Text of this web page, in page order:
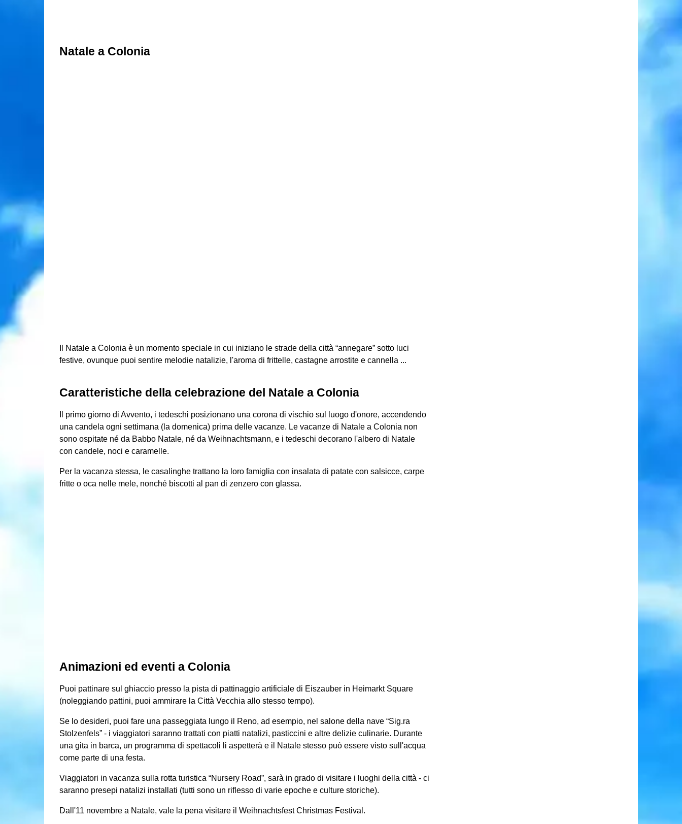
Natale a Colonia
Il Natale a Colonia è un momento speciale in cui iniziano le strade della città “annegare” sotto luci
festive, ovunque puoi sentire melodie natalizie, l'aroma di frittelle, castagne arrostite e cannella ...
Caratteristiche della celebrazione del Natale a Colonia
Il primo giorno di Avvento, i tedeschi posizionano una corona di vischio sul luogo d'onore, accendendo
una candela ogni settimana (la domenica) prima delle vacanze. Le vacanze di Natale a Colonia non
sono ospitate né da Babbo Natale, né da Weihnachtsmann, e i tedeschi decorano l'albero di Natale
con candele, noci e caramelle.
Per la vacanza stessa, le casalinghe trattano la loro famiglia con insalata di patate con salsicce, carpe
fritte o oca nelle mele, nonché biscotti al pan di zenzero con glassa.
Animazioni ed eventi a Colonia
Puoi pattinare sul ghiaccio presso la pista di pattinaggio artificiale di Eiszauber in Heimarkt Square
(noleggiando pattini, puoi ammirare la Città Vecchia allo stesso tempo).
Se lo desideri, puoi fare una passeggiata lungo il Reno, ad esempio, nel salone della nave “Sig.ra
Stolzenfels” - i viaggiatori saranno trattati con piatti natalizi, pasticcini e altre delizie culinarie. Durante
una gita in barca, un programma di spettacoli li aspetterà e il Natale stesso può essere visto sull'acqua
come parte di una festa.
Viaggiatori in vacanza sulla rotta turistica “Nursery Road”, sarà in grado di visitare i luoghi della città - ci
saranno presepi natalizi installati (tutti sono un riflesso di varie epoche e culture storiche).
Dall'11 novembre a Natale, vale la pena visitare il Weihnachtsfest Christmas Festival.